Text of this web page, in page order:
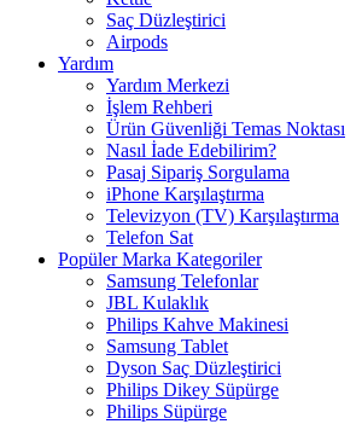
Saç Düzleştirici
Airpods
Yardım
Yardım Merkezi
İşlem Rehberi
Ürün Güvenliği Temas Noktası
Nasıl İade Edebilirim?
Pasaj Sipariş Sorgulama
iPhone Karşılaştırma
Televizyon (TV) Karşılaştırma
Telefon Sat
Popüler Marka Kategoriler
Samsung Telefonlar
JBL Kulaklık
Philips Kahve Makinesi
Samsung Tablet
Dyson Saç Düzleştirici
Philips Dikey Süpürge
Philips Süpürge